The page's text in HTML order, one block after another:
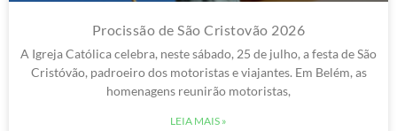
Procissão de São Cristovão 2026
A Igreja Católica celebra, neste sábado, 25 de julho, a festa de São
Cristóvão, padroeiro dos motoristas e viajantes. Em Belém, as
homenagens reunirão motoristas,
LEIA MAIS »